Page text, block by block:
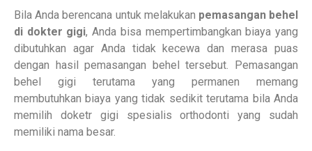
Bila Anda berencana untuk melakukan pemasangan behel
di dokter gigi, Anda bisa mempertimbangkan biaya yang
dibutuhkan agar Anda tidak kecewa dan merasa puas
dengan hasil pemasangan behel tersebut. Pemasangan
behel gigi terutama yang permanen memang
membutuhkan biaya yang tidak sedikit terutama bila Anda
memilih doketr gigi spesialis orthodonti yang sudah
memiliki nama besar.